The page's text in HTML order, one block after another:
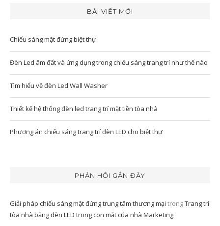
BÀI VIẾT MỚI
Chiếu sáng mặt đứng biệt thự
Đèn Led âm đất và ứng dụng trong chiếu sáng trang trí như thế nào
Tìm hiểu về đèn Led Wall Washer
Thiết kế hệ thống đèn led trang trí mặt tiền tòa nhà
Phương án chiếu sáng trang trí đèn LED cho biệt thự
PHẢN HỒI GẦN ĐÂY
Giải pháp chiếu sáng mặt đứng trung tâm thương mại trongTrang trí
tòa nhà bằng đèn LED trong con mắt của nhà Marketing